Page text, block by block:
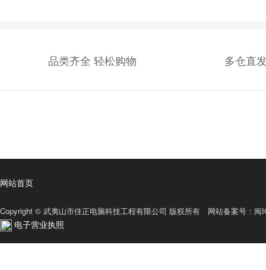
品类齐全 轻松购物 多仓直
网站首页
Copyright © 武夷山市佳正电脑科技工程有限公司 版权所有 网站备案号： 闽
电子营业执照